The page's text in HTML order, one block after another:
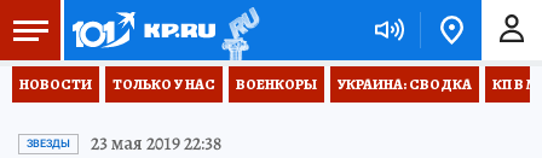
НОВОСТИ ТОЛЬКО У НАС ВОЕНКОРЫ УКРАИНА: СВОДКА КП В
ЗВЕЗДЫ 23 мая 2019 22:38